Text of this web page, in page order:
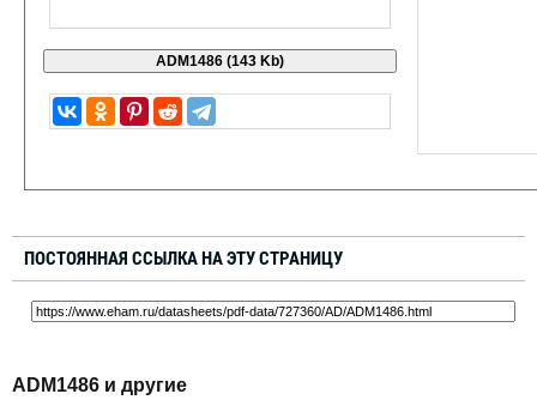
ПОСТОЯННАЯ ССЫЛКА НА ЭТУ СТРАНИЦУ
ADM1486 и другие